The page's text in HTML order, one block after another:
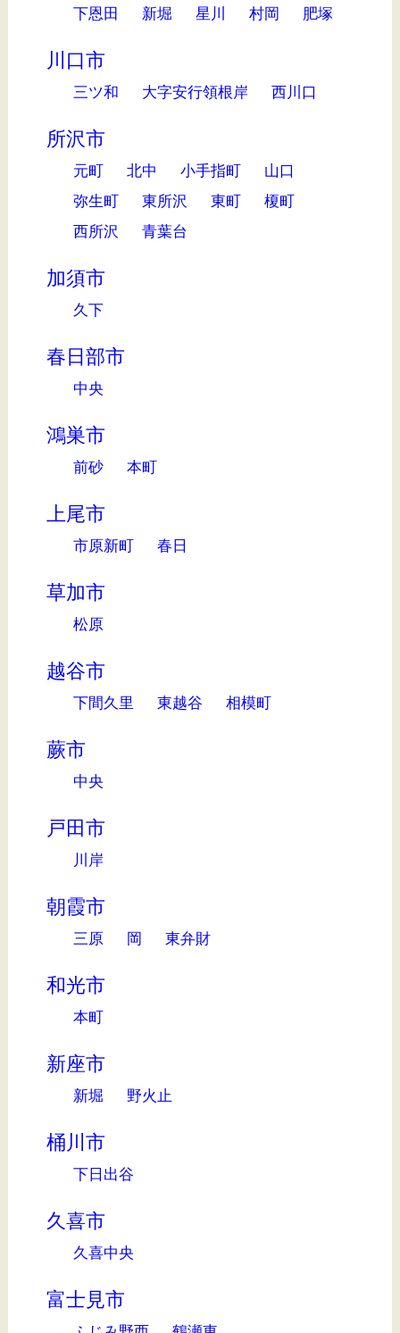
下恩田 新堀 星川 村岡 肥塚
川口市
三ツ和 大字安行領根岸 西川口
所沢市
元町 北中 小手指町
山口
弥生町
東所沢 東町
榎町
西所沢
青葉台
加須市
久下
春日部市
中央
鴻巣市
前砂 本町
上尾市
市原新町 春日
草加市
松原
越谷市
下間久里 東越谷 相模町
蕨市
中央
戸田市
川岸
朝霞市
三原 岡 東弁財
和光市
本町
新座市
新堀 野火止
桶川市
下日出谷
久喜市
久喜中央
富士見市